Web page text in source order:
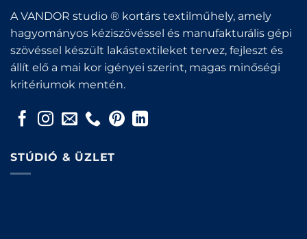
A VANDOR studio ® kortárs textilműhely, amely
hagyományos kéziszövéssel és manufakturális gépi
szövéssel készült lakástextileket tervez, fejleszt és
állít elő a mai kor igényei szerint, magas minőségi
kritériumok mentén.
STÚDIÓ & ÜZLET